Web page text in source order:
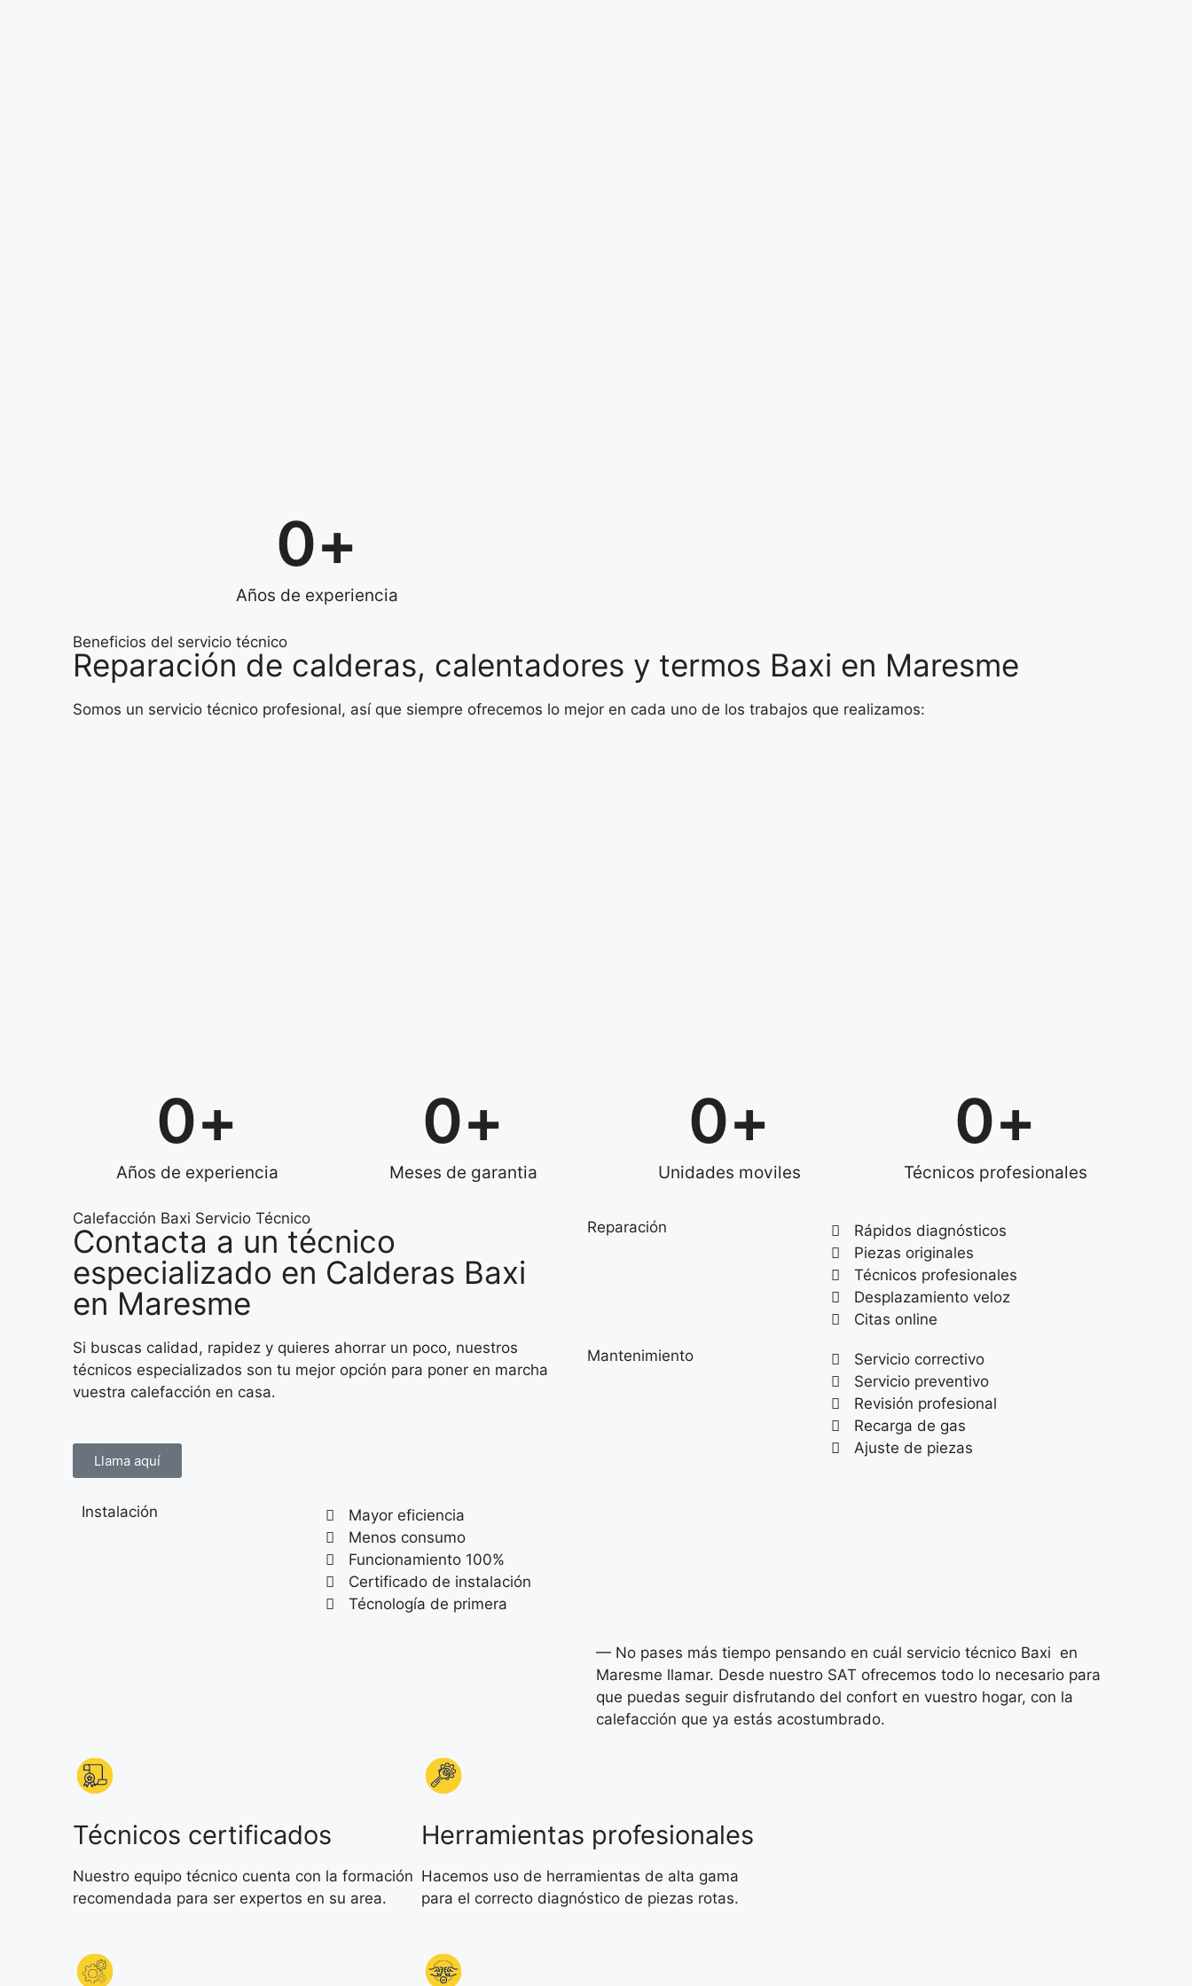
Años de experiencia
0+
Beneficios del servicio técnico
Reparación de calderas, calentadores y termos Baxi en Maresme
Somos un servicio técnico profesional, así que siempre ofrecemos lo mejor en cada uno de los trabajos que realizamos:
Años de experiencia
0+
Meses de garantia
0+
Unidades moviles
0+
Técnicos profesionales
0+
Calefacción Baxi Servicio Técnico
Contacta a un técnico
especializado en Calderas Baxi
en Maresme
Si buscas calidad, rapidez y quieres ahorrar un poco, nuestros
técnicos especializados son tu mejor opción para poner en marcha
vuestra calefacción en casa.
Llama aquí
Instalación
Mayor eficiencia
Menos consumo
Funcionamiento 100%
Certificado de instalación
Técnología de primera
Reparación
Rápidos diagnósticos
Piezas originales
Técnicos profesionales
Desplazamiento veloz
Citas online
Mantenimiento
Servicio correctivo
Servicio preventivo
Revisión profesional
Recarga de gas
Ajuste de piezas
— No pases más tiempo pensando en cuál servicio técnico Baxi en
Maresme llamar. Desde nuestro SAT ofrecemos todo lo necesario para
que puedas seguir disfrutando del confort en vuestro hogar, con la
calefacción que ya estás acostumbrado.
Técnicos certificados
Nuestro equipo técnico cuenta con la formación
recomendada para ser expertos en su area.
Herramientas profesionales
Hacemos uso de herramientas de alta gama
para el correcto diagnóstico de piezas rotas.